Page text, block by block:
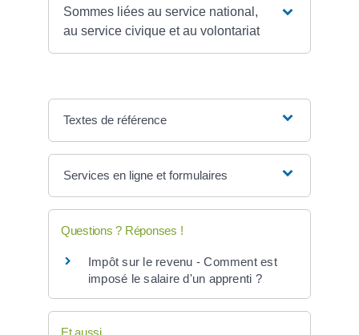
Sommes liées au service national,
au service civique et au volontariat
Textes de référence
Services en ligne et formulaires
Questions ? Réponses !
Impôt sur le revenu - Comment est
imposé le salaire d'un apprenti ?